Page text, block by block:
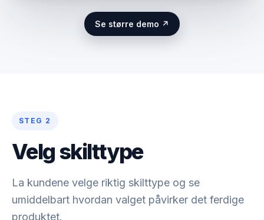
Se større demo ↗
STEG 2
Velg skilttype
La kundene velge riktig skilttype og se
umiddelbart hvordan valget påvirker det ferdige
produktet.